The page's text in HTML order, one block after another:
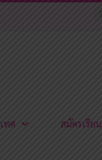
ทศ สมัครเรียน